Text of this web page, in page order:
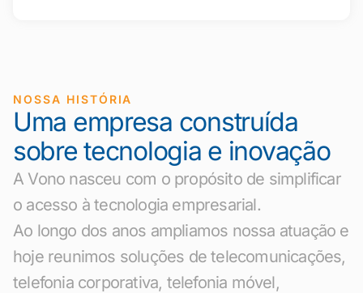
NOSSA HISTÓRIA
Uma empresa construída
sobre tecnologia e inovação
A Vono nasceu com o propósito de simplificar
o acesso à tecnologia empresarial.
Ao longo dos anos ampliamos nossa atuação e
hoje reunimos soluções de telecomunicações,
telefonia corporativa, telefonia móvel,